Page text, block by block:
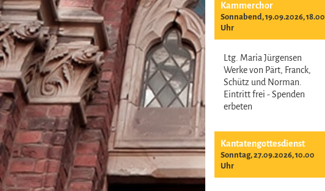
Kammerchor
Sonnabend, 19.09.2026, 18.00
Uhr
Ltg. Maria Jürgensen
Werke von Pärt, Franck,
Schütz und Norman.
Eintritt frei - Spenden
erbeten
Kantatengottesdienst
Sonntag, 27.09.2026, 10.00
Uhr